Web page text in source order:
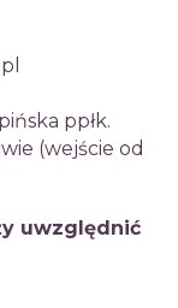
ppłk.
(wejście od
uwzględnić